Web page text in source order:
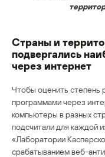
Страны и
подвергались
через интернет
Чтобы оценить степень
программами через
компьютеры в разных
подсчитали для каждой
«Лаборатории
срабатыванием веб-